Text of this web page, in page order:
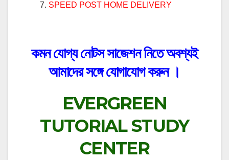
SPEED POST HOME DELIVERY
কমন যোগ্য নোটস সাজেশন নিতে অবশ্যই
আমাদের সঙ্গে যোগাযোগ করুন ।
EVERGREEN
TUTORIAL STUDY
CENTER